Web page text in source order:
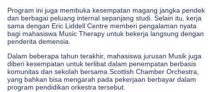
Program ini juga membuka kesempatan magang jangka pendek
dan berbagai peluang internal sepanjang studi. Selain itu, kerja
sama dengan Eric Liddell Centre memberi pengalaman nyata
bagi mahasiswa Music Therapy untuk bekerja langsung dengan
penderita demensia.
Dalam beberapa tahun terakhir, mahasiswa jurusan Musik juga
diberi kesempatan untuk terlibat dalam penempatan berbasis
komunitas dan sekolah bersama Scottish Chamber Orchestra,
yang bahkan bisa mengarah pada pekerjaan berbayar dalam
program pendidikan orkestra tersebut.